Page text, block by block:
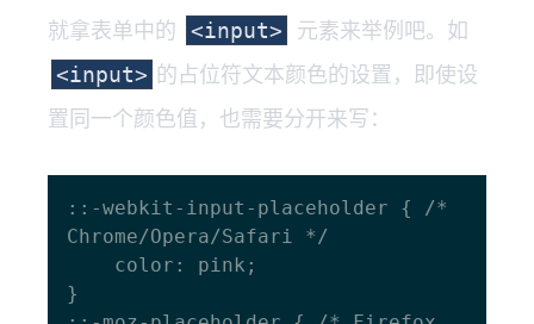
就拿表单中的 <input> 元素来举例吧。如
<input> 的占位符文本颜色的设置，即使设
置同一个颜色值，也需要分开来写：
::-webkit-input-placeholder { /*
Chrome/Opera/Safari */
}